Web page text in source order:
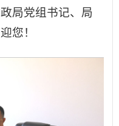
局党组书记、局
您！